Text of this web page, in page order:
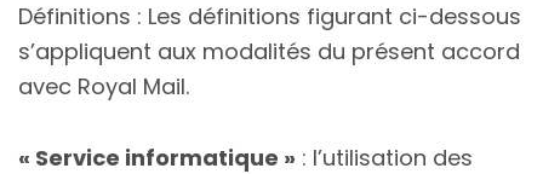
Définitions : Les définitions figurant ci-dessous
s’appliquent aux modalités du présent accord
avec Royal Mail.
« Service informatique » : l’utilisation des